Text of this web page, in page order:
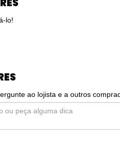
lo!
ao lojista e a outros